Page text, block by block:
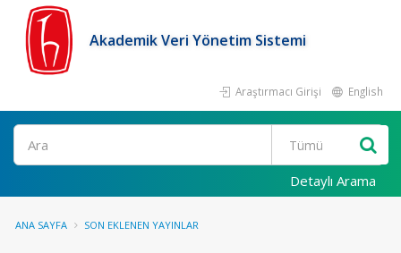
Akademik Veri Yönetim Sistemi
Araştırmacı Girişi English
Ara
Detaylı Arama
ANA SAYFA SON EKLENEN YAYINLAR